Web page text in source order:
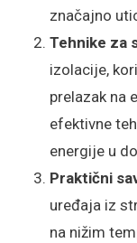
značajno
Tehnike za
izolacije,
prelazak na
efektivne
energije u
Praktični
uređaja iz
na nižim